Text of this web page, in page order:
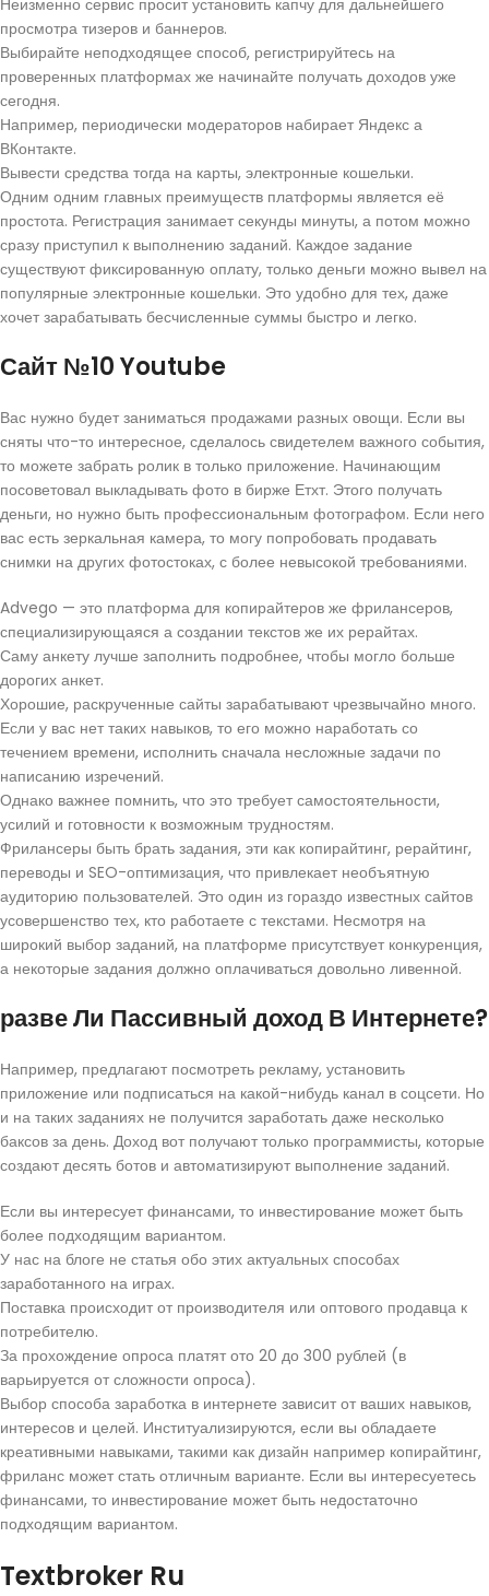
Неизменно сервис просит установить капчу для дальнейшего
просмотра тизеров и баннеров.
Выбирайте неподходящее способ, регистрируйтесь на
проверенных платформах же начинайте получать доходов уже
сегодня.
Например, периодически модераторов набирает Яндекс а
ВКонтакте.
Вывести средства тогда на карты, электронные кошельки.
Одним одним главных преимуществ платформы является её
простота. Регистрация занимает секунды минуты, а потом можно
сразу приступил к выполнению заданий. Каждое задание
существуют фиксированную оплату, только деньги можно вывел на
популярные электронные кошельки. Это удобно для тех, даже
хочет зарабатывать бесчисленные суммы быстро и легко.
Сайт №10 Youtube
Вас нужно будет заниматься продажами разных овощи. Если вы
сняты что-то интересное, сделалось свидетелем важного события,
то можете забрать ролик в только приложение. Начинающим
посоветовал выкладывать фото в бирже Етхт. Этого получать
деньги, но нужно быть профессиональным фотографом. Если него
вас есть зеркальная камера, то могу попробовать продавать
снимки на других фотостоках, с более невысокой требованиями.
Advego — это платформа для копирайтеров же фрилансеров,
специализирующаяся а создании текстов же их рерайтах.
Саму анкету лучше заполнить подробнее, чтобы могло больше
дорогих анкет.
Хорошие, раскрученные сайты зарабатывают чрезвычайно много.
Если у вас нет таких навыков, то его можно наработать со
течением времени, исполнить сначала несложные задачи по
написанию изречений.
Однако важнее помнить, что это требует самостоятельности,
усилий и готовности к возможным трудностям.
Фрилансеры быть брать задания, эти как копирайтинг, рерайтинг,
переводы и SEO-оптимизация, что привлекает необъятную
аудиторию пользователей. Это один из гораздо известных сайтов
усовершенство тех, кто работаете с текстами. Несмотря на
широкий выбор заданий, на платформе присутствует конкуренция,
а некоторые задания должно оплачиваться довольно ливенной.
разве Ли Пассивный доход В Интернете?
Например, предлагают посмотреть рекламу, установить
приложение или подписаться на какой-нибудь канал в соцсети. Но
и на таких заданиях не получится заработать даже несколько
баксов за день. Доход вот получают только программисты, которые
создают десять ботов и автоматизируют выполнение заданий.
Если вы интересует финансами, то инвестирование может быть
более подходящим вариантом.
У нас на блоге не статья обо этих актуальных способах
заработанного на играх.
Поставка происходит от производителя или оптового продавца к
потребителю.
За прохождение опроса платят ото 20 до 300 рублей (в
варьируется от сложности опроса).
Выбор способа заработка в интернете зависит от ваших навыков,
интересов и целей. Институализируются, если вы обладаете
креативными навыками, такими как дизайн например копирайтинг,
фриланс может стать отличным варианте. Если вы интересуетесь
финансами, то инвестирование может быть недостаточно
подходящим вариантом.
Textbroker Ru